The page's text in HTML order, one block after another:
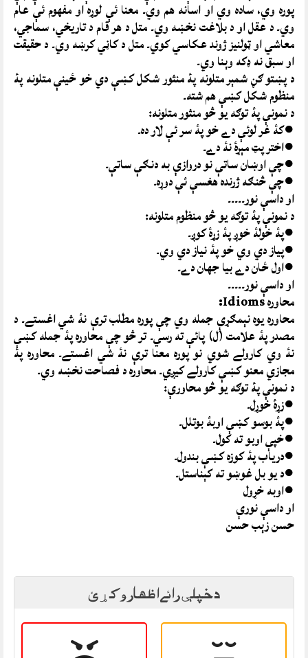
پوره وي، ساده وي او اسانه هم وي۔ معنا ئې لوړه او مفهوم ئې عام
وي۔ د عقل او د بلاغت نخښه وي۔ متل د هر قام د تاريخي، سماجي،
معاشي او ټولنيز ژوند عکاسي کوي۔ متل د کاڼي کرښه وي۔ د حقيقت
او سبق نه ډکه وېنا وي۔
د پښتو ګڼ شمېر متلونه پۀ منثور شکل کښې دي خو ځينې متلونه پۀ
منظوم شکل کښې هم شته۔
د نمونې پۀ توګه يو څو منثور متلونه:
●کۀ غر لوئې دے خو پۀ سر ئې لار ده۔
●اختر پټ مېړۀ نۀ دے۔
●چې اوښان ساتې نو دروازې به دنګې ساتې۔
●چې څنګه ژرنده هغسې ئې دوړه۔
او داسې نور۔۔۔۔۔
د نمونې پۀ توګه يو څو منظوم متلونه:
●پۀ خولۀ خوږ پۀ زړۀ کوږ۔
●پياز دي وي خو پۀ نياز دي وي۔
●اول ځان دے بيا جهان دے۔
او داسې نور۔۔۔۔۔
محاوره Idioms:
محاوره يوه نېمګړې جمله وي چې پوره مطلب ترې نۀ شي اغستے۔ د
مصدر پۀ علامت (ل) پائې ته رسي۔ تر څو چې محاوره پۀ جمله کښې
نۀ وي کارولے شوي نو پوره معنا ترې نۀ شي اغستے۔ محاوره پۀ
مجازي معنو کښې کارولے کيږي۔ محاوره د فصاحت نخښه وي۔
د نمونې پۀ توګه يو څو محاورې:
●زړۀ خوړل۔
●پۀ بوسو کښې اوبۀ بوتلل۔
●خپې اوبو ته کول۔
●درياب پۀ کوزه کښې بندول۔
●د يو بل غوښو ته کېناستل۔
●اوبه خړول
او داسې نورې
حسن زېب حسن
د خپلې رائے اظهار وکړئ